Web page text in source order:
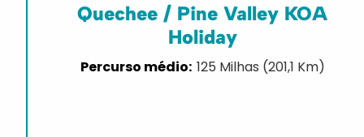
Quechee / Pine Valley KOA
Holiday
125 Milhas (201,1 Km)